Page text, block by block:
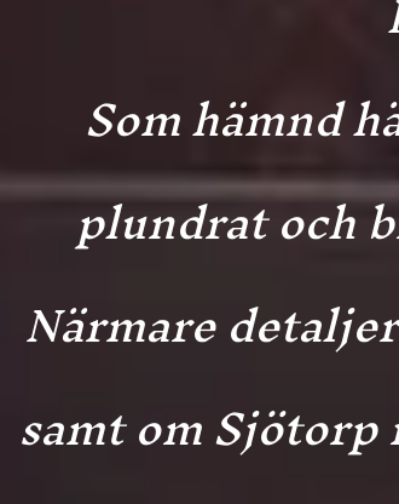
Som hämnd
plundrat och
Närmare
samt om